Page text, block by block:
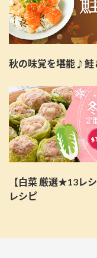
秋の味覚を堪能♪鮭
【白菜 厳選★13レ
レシピ